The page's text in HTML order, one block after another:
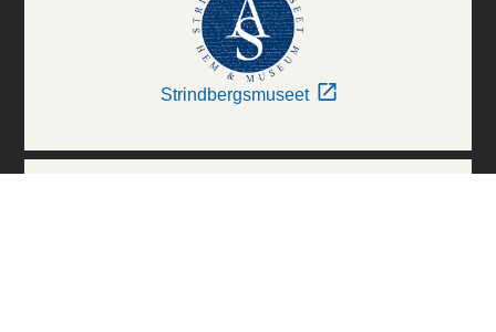
Strindbergsmuseet